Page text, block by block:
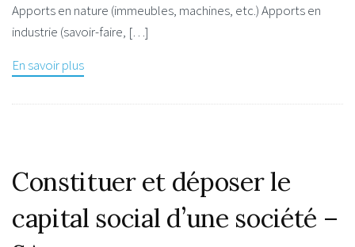
Apports en nature (immeubles, machines, etc.) Apports en
industrie (savoir-faire, […]
En savoir plus
Constituer et déposer le
capital social d’une société –